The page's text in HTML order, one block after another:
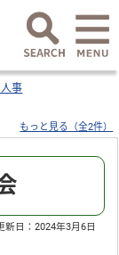
事
もっと見る（全2件）
新日：2024年3月6日